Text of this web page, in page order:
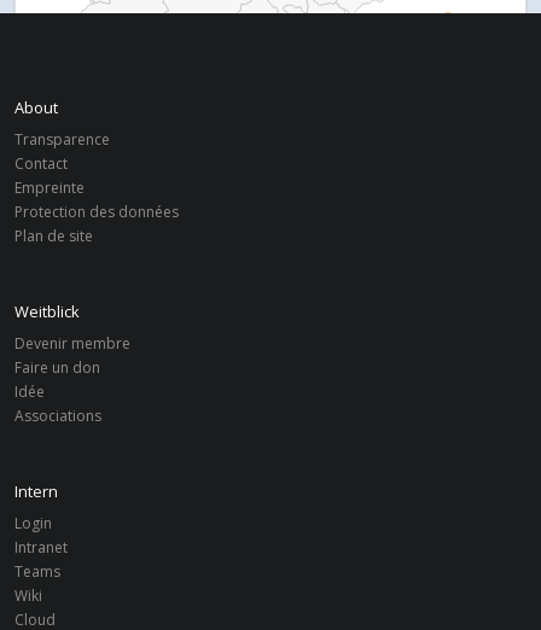
Leipzig
De
Rechercher
About
Transparence
Contact
Empreinte
Protection des données
Plan de site
Weitblick
Devenir membre
Faire un don
Idée
Associations
Intern
Login
Intranet
Teams
Wiki
Cloud